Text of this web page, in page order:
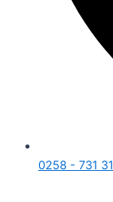
0258 - 731